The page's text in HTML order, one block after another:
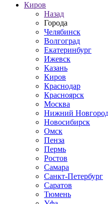
Киров
Назад
Города
Челябинск
Волгоград
Екатеринбург
Ижевск
Казань
Киров
Краснодар
Красноярск
Москва
Нижний
Новосибирск
Омск
Пенза
Пермь
Ростов
Самара
Санкт-Петербург
Саратов
Тюмень